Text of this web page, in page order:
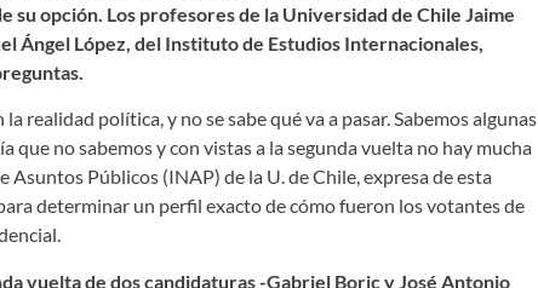
opción. Los profesores de la Universidad de Chile Jaime
Ángel López, del Instituto de Estudios Internacionales,
realidad política, y no se sabe qué va a pasar. Sabemos algunas
que no sabemos y con vistas a la segunda vuelta no hay mucha
Asuntos Públicos (INAP) de la U. de Chile, expresa de esta
determinar un perfil exacto de cómo fueron los votantes de
vuelta de dos candidaturas -Gabriel Boric y José Antonio